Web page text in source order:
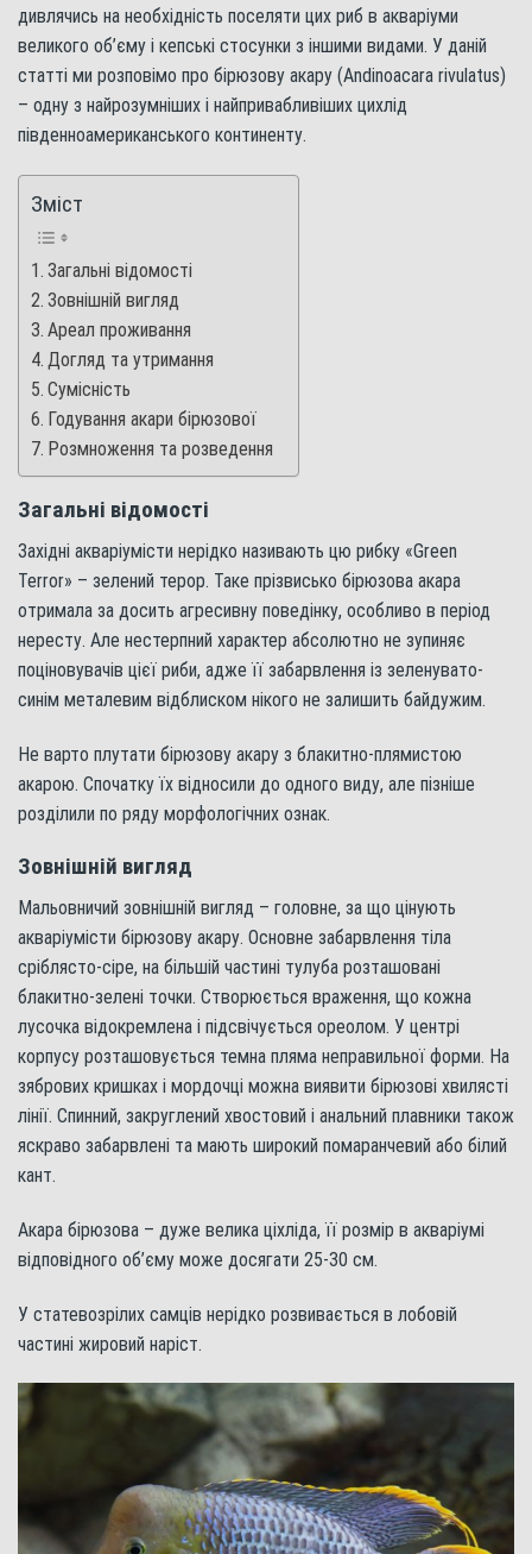
дивлячись на необхідність поселяти цих риб в акваріуми
великого об’єму і кепські стосунки з іншими видами. У даній
статті ми розповімо про бірюзову акару (Andinoacara rivulatus)
– одну з найрозумніших і найпривабливіших цихлід
південноамериканського континенту.
Зміст
Загальні відомості
Зовнішній вигляд
Ареал проживання
Догляд та утримання
Сумісність
Годування акари бірюзової
Розмноження та розведення
Загальні відомості
Західні акваріумісти нерідко називають цю рибку «Green
Terror» – зелений терор. Таке прізвисько бірюзова акара
отримала за досить агресивну поведінку, особливо в період
нересту. Але нестерпний характер абсолютно не зупиняє
поціновувачів цієї риби, адже її забарвлення із зеленувато-
синім металевим відблиском нікого не залишить байдужим.
Не варто плутати бірюзову акару з блакитно-плямистою
акарою. Спочатку їх відносили до одного виду, але пізніше
розділили по ряду морфологічних ознак.
Зовнішній вигляд
Мальовничий зовнішній вигляд – головне, за що цінують
акваріумісти бірюзову акару. Основне забарвлення тіла
сріблясто-сіре, на більшій частині тулуба розташовані
блакитно-зелені точки. Створюється враження, що кожна
лусочка відокремлена і підсвічується ореолом. У центрі
корпусу розташовується темна пляма неправильної форми. На
зябрових кришках і мордочці можна виявити бірюзові хвилясті
лінії. Спинний, закруглений хвостовий і анальний плавники також
яскраво забарвлені та мають широкий помаранчевий або білий
кант.
Акара бірюзова – дуже велика ціхліда, її розмір в акваріумі
відповідного об’єму може досягати 25-30 см.
У статевозрілих самців нерідко розвивається в лобовій
частині жировий наріст.